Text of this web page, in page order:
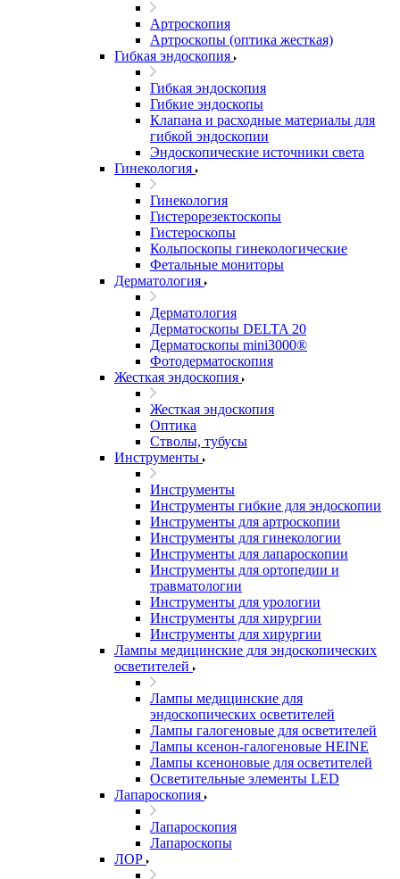
Артроскопия
Артроскопы (оптика жесткая)
Гибкая эндоскопия
Гибкая эндоскопия
Гибкие эндоскопы
Клапана и расходные материалы для
гибкой эндоскопии
Эндоскопические источники света
Гинекология
Гинекология
Гистерорезектоскопы
Гистероскопы
Кольпоскопы гинекологические
Фетальные мониторы
Дерматология
Дерматология
Дерматоскопы DELTA 20
Дерматоскопы mini3000®
Фотодерматоскопия
Жесткая эндоскопия
Жесткая эндоскопия
Оптика
Стволы, тубусы
Инструменты
Инструменты
Инструменты гибкие для эндоскопии
Инструменты для артроскопии
Инструменты для гинекологии
Инструменты для лапароскопии
Инструменты для ортопедии и
травматологии
Инструменты для урологии
Инструменты для хирургии
Инструменты для хирургии
Лампы медицинские для эндоскопических
осветителей
Лампы медицинские для
эндоскопических осветителей
Лампы галогеновые для осветителей
Лампы ксенон-галогеновые HEINE
Лампы ксеноновые для осветителей
Осветительные элементы LED
Лапароскопия
Лапароскопия
Лапароскопы
ЛОР